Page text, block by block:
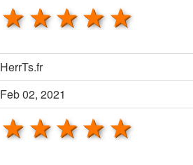
4 stars
3 stars
2 stars
1 star
HerrTs.fr
Feb 02, 2021
4 stars
3 stars
2 stars
1 star